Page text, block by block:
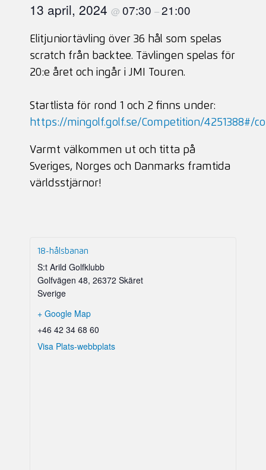
13 april, 2024@07:30–21:00
Elitjuniortävling över 36 hål som spelas
scratch från backtee. Tävlingen spelas för
20:e året och ingår i JMI Touren.
Startlista för rond 1 och 2 finns under:
https://mingolf.golf.se/Competition/4251388#/
Varmt välkommen ut och titta på
Sveriges, Norges och Danmarks framtida
världsstjärnor!
18-hålsbanan
S:t Arild Golfklubb
Golfvägen 48, 26372 Skäret
Sverige
+ Google Map
+46 42 34 68 60
Visa Plats-webbplats